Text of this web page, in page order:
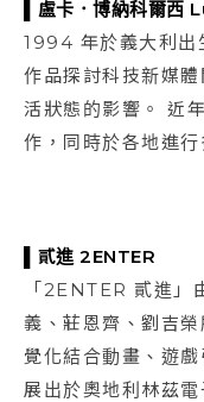
▌盧卡．博納科爾西
1994 年於義大利出
作品探討科技新媒
活狀態的影響。 近
作，同時於各地進行
▌貳進 2ENTER
「2ENTER 貳進」
義、莊恩齊、劉吉
覺化結合動畫、遊
展出於奧地利林茲